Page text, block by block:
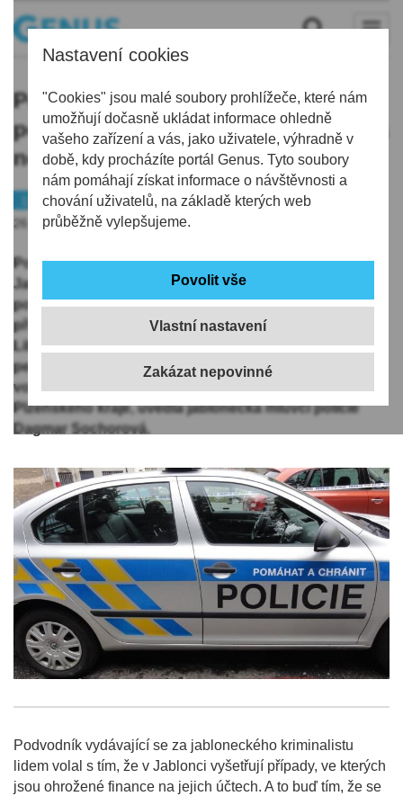
Nastavení cookies
"Cookies" jsou malé soubory prohlížeče, které nám
umožňují dočasně ukládat informace ohledně
vašeho zařízení a vás, jako uživatele, výhradně v
době, kdy procházíte portál Genus. Tyto soubory
nám pomáhají získat informace o návštěvnosti a
chování uživatelů, na základě kterých web
průběžně vylepšujeme.
Vlastní nastavení
Podvodníci zneužívají jména
policistů z Jablonce a vydávají se za
ně, varuje policie
26.05.2026 | 18:33
Podvodníci aktuálně zneužívají jména policistů z
Jablonce nad Nisou, varuje policie na svém
pondělí pracovníci jabloneckého územního odboru
přijali více než 20 telefonátů od lidí žijících mimo
Liberecký kraj, které se pokusili podvodníci připravit o
peníze. Lidé si ověřovali, zda jim kriminalisté skutečně
volají. Byli například z Moravy, Jihočeského a
Plzeňského kraje, uvedla jablonecká mluvčí policie
Dagmar Sochorová.
Podvodník vydávající se za jabloneckého kriminalistu
lidem volal s tím, že v Jablonci vyšetřují případy, ve kterých
jsou ohrožené finance na jejich účtech. A to buď tím, že se